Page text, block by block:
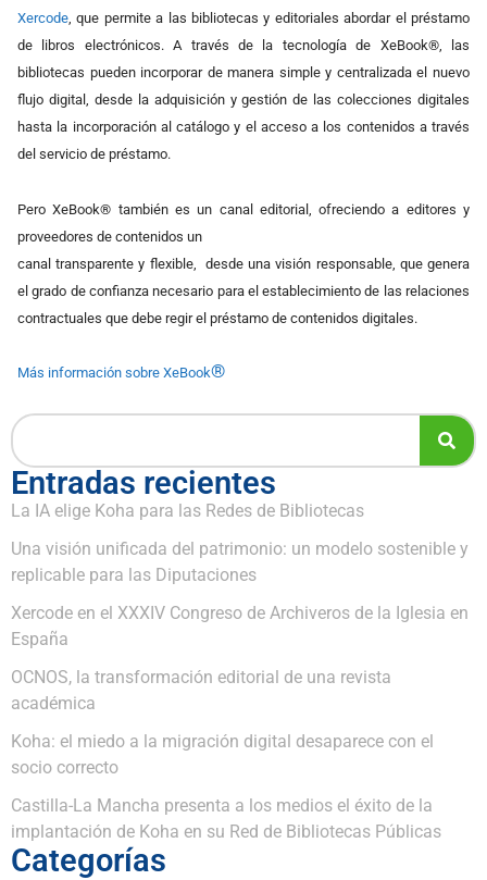
Xercode, que permite a las bibliotecas y editoriales abordar el préstamo
de libros electrónicos. A través de la tecnología de XeBook®, las
bibliotecas pueden incorporar de manera simple y centralizada el nuevo
flujo digital, desde la adquisición y gestión de las colecciones digitales
hasta la incorporación al catálogo y el acceso a los contenidos a través
del servicio de préstamo.
Pero XeBook® también es un canal editorial, ofreciendo a editores y
proveedores de contenidos un
canal transparente y flexible, desde una visión responsable, que genera
el grado de confianza necesario para el establecimiento de las relaciones
contractuales que debe regir el préstamo de contenidos digitales.
Más información sobre XeBook®
Entradas recientes
La IA elige Koha para las Redes de Bibliotecas
Una visión unificada del patrimonio: un modelo sostenible y
replicable para las Diputaciones
Xercode en el XXXIV Congreso de Archiveros de la Iglesia en
España
OCNOS, la transformación editorial de una revista
académica
Koha: el miedo a la migración digital desaparece con el
socio correcto
Castilla-La Mancha presenta a los medios el éxito de la
implantación de Koha en su Red de Bibliotecas Públicas
Categorías